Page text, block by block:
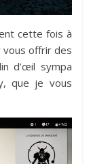
cette fois à
vous offrir des
d’œil sympa
que je vous